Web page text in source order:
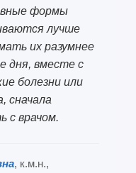
формы
лучше
их разумнее
дня, вместе с
болезни или
сначала
с врачом.
, к.м.н.,